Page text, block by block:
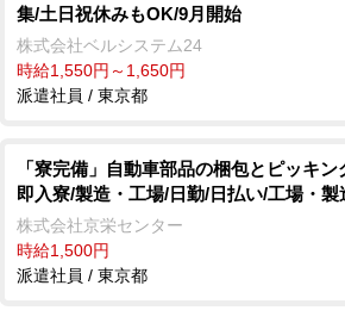
集/土日祝休みもOK/9月開始
株式会社ベルシステム24
時給1,550円～1,650円
派遣社員 / 東京都
「寮完備」自動車部品の梱包とピッキン
即入寮/製造・工場/日勤/日払い/工場・製
株式会社京栄センター
時給1,500円
派遣社員 / 東京都